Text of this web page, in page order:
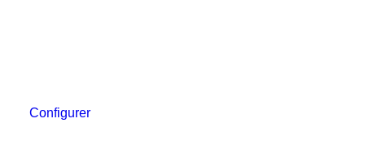
Configurer